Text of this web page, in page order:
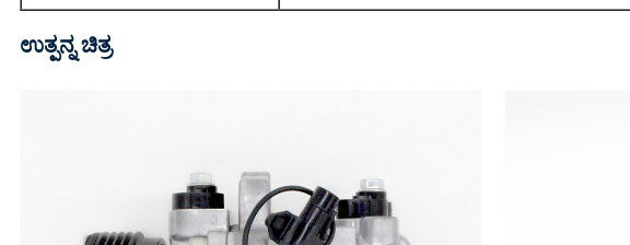
ಉತ್ಪನ್ನ ಚಿತ್ರ